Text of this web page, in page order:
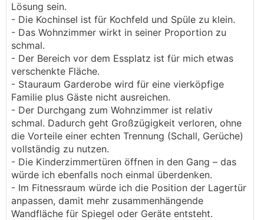
Lösung sein.
- Die Kochinsel ist für Kochfeld und Spüle zu klein.
- Das Wohnzimmer wirkt in seiner Proportion zu
schmal.
- Der Bereich vor dem Essplatz ist für mich etwas
verschenkte Fläche.
- Stauraum Garderobe wird für eine vierköpfige
Familie plus Gäste nicht ausreichen.
- Der Durchgang zum Wohnzimmer ist relativ
schmal. Dadurch geht Großzügigkeit verloren, ohne
die Vorteile einer echten Trennung (Schall, Gerüche)
vollständig zu nutzen.
- Die Kinderzimmertüren öffnen in den Gang – das
würde ich ebenfalls noch einmal überdenken.
- Im Fitnessraum würde ich die Position der Lagertür
anpassen, damit mehr zusammenhängende
Wandfläche für Spiegel oder Geräte entsteht.